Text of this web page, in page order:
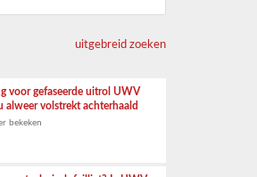
uitgebreid zoeken
voor gefaseerde uitrol UWV
alweer volstrekt achterhaald
bekeken